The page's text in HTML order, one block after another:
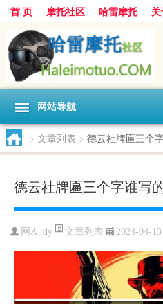
首 页 摩托社区 哈雷摩托
网站导航
> 文章列表 > 德云社牌匾三个
德云社牌匾三个字谁写
网友:dy 文章列表 2024-04-